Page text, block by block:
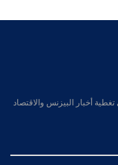
أخبار البيزنس والاقتصاد